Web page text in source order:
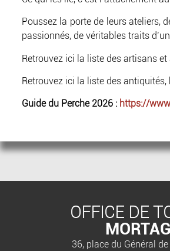
Poussez la porte de leurs ateliers,
passionnés, de véritables traits
Retrouvez ici la liste des artisans et
Retrouvez ici la liste des antiquités,
Guide du Perche 2026 : https://
OFFICE DE
36, place du Général